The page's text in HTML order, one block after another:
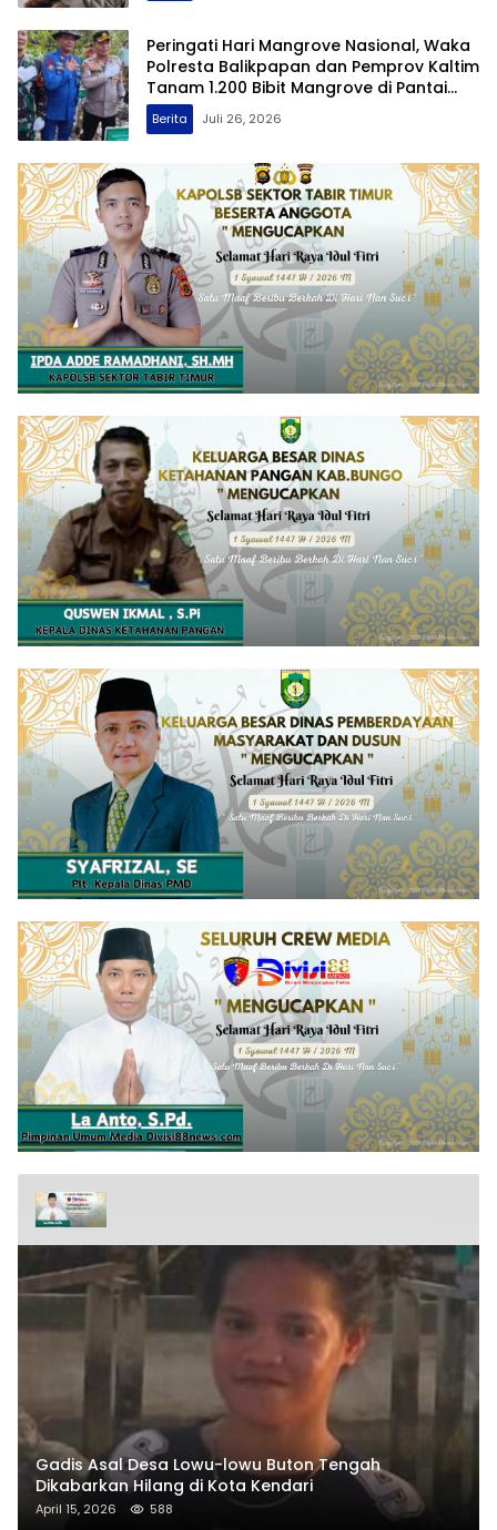
Peringati Hari Mangrove Nasional, Waka
Polresta Balikpapan dan Pemprov Kaltim
Tanam 1.200 Bibit Mangrove di Pantai
Lamaru
Berita Juli 26, 2026
Gadis Asal Desa Lowu-lowu Buton Tengah
Dikabarkan Hilang di Kota Kendari
April 15, 2026 588